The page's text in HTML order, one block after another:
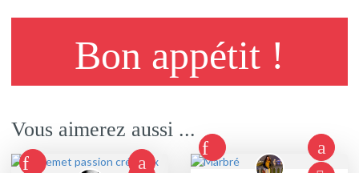
Bon appétit !
Vous aimerez aussi ...